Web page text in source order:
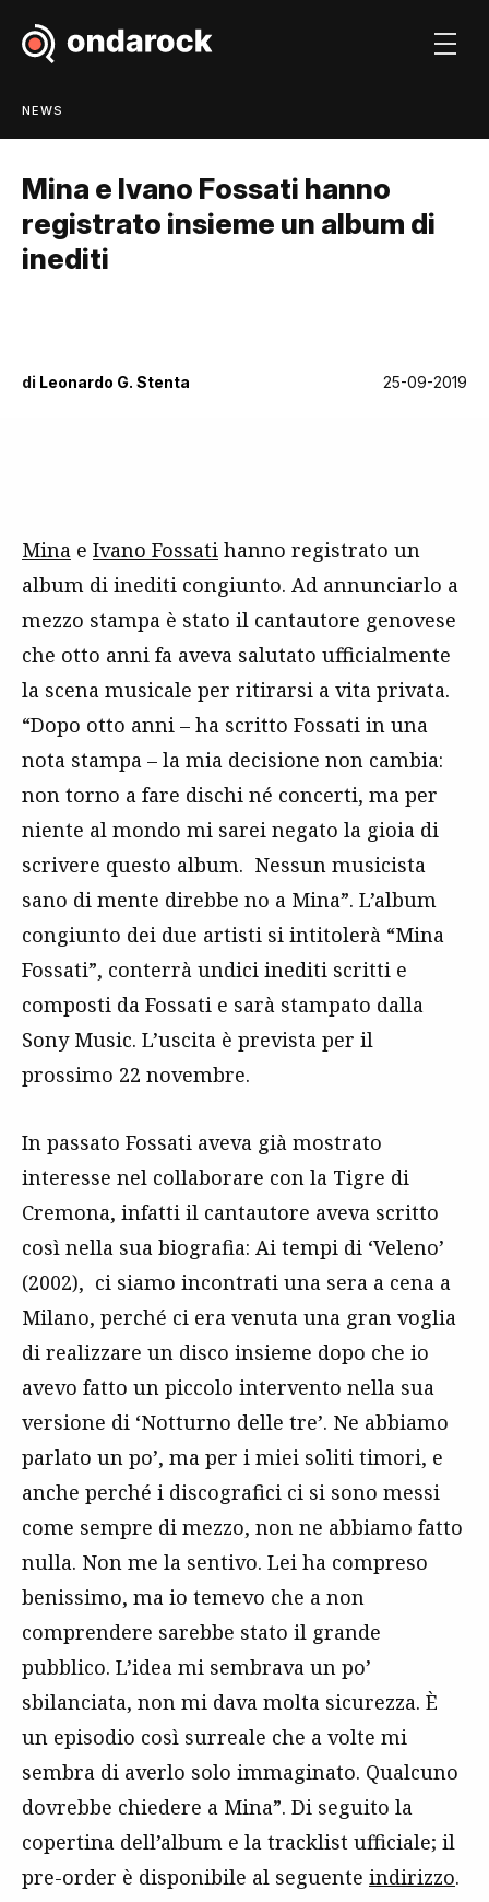
NEWS
Mina e Ivano Fossati hanno
registrato insieme un album di
inediti
di Leonardo G. Stenta 25-09-2019
Mina e Ivano Fossati hanno registrato un
album di inediti congiunto. Ad annunciarlo a
mezzo stampa è stato il cantautore genovese
che otto anni fa aveva salutato ufficialmente
la scena musicale per ritirarsi a vita privata.
“Dopo otto anni – ha scritto Fossati in una
nota stampa – la mia decisione non cambia:
non torno a fare dischi né concerti, ma per
niente al mondo mi sarei negato la gioia di
scrivere questo album. Nessun musicista
sano di mente direbbe no a Mina”. L’album
congiunto dei due artisti si intitolerà “Mina
Fossati”, conterrà undici inediti scritti e
composti da Fossati e sarà stampato dalla
Sony Music. L’uscita è prevista per il
prossimo 22 novembre.
In passato Fossati aveva già mostrato
interesse nel collaborare con la Tigre di
Cremona, infatti il cantautore aveva scritto
così nella sua biografia: Ai tempi di ‘Veleno’
(2002), ci siamo incontrati una sera a cena a
Milano, perché ci era venuta una gran voglia
di realizzare un disco insieme dopo che io
avevo fatto un piccolo intervento nella sua
versione di ‘Notturno delle tre’. Ne abbiamo
parlato un po’, ma per i miei soliti timori, e
anche perché i discografici ci si sono messi
come sempre di mezzo, non ne abbiamo fatto
nulla. Non me la sentivo. Lei ha compreso
benissimo, ma io temevo che a non
comprendere sarebbe stato il grande
pubblico. L’idea mi sembrava un po’
sbilanciata, non mi dava molta sicurezza. È
un episodio così surreale che a volte mi
sembra di averlo solo immaginato. Qualcuno
dovrebbe chiedere a Mina”. Di seguito la
copertina dell’album e la tracklist ufficiale; il
pre-order è disponibile al seguente indirizzo.